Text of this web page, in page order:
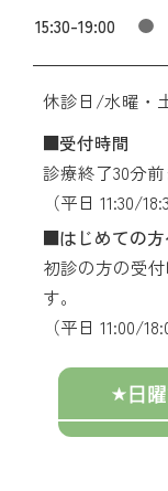
15:30-19:00
休診日/水曜・
受付時間
診療終了30分前
（平日 11:30/
はじめての
初診の方の受
す。
（平日 11:00/
日